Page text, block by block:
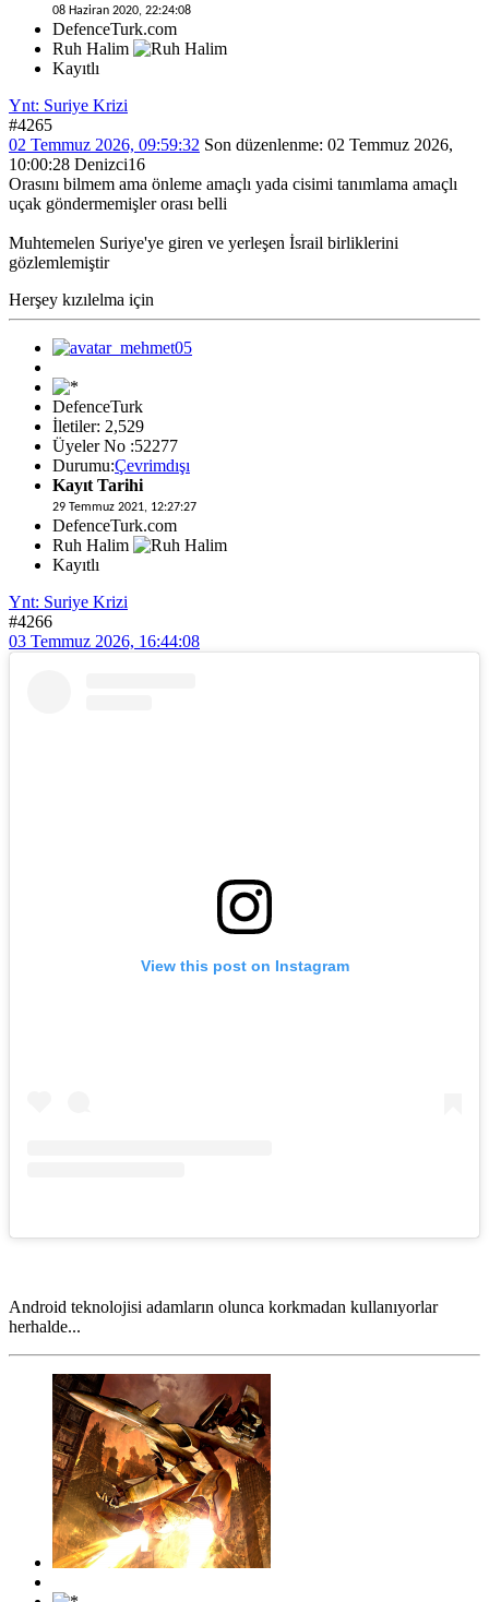
08 Haziran 2020, 22:24:08
DefenceTurk.com
Ruh Halim
Kayıtlı
Ynt: Suriye Krizi
#4265
02 Temmuz 2026, 09:59:32 Son düzenlenme: 02 Temmuz 2026,
10:00:28 Denizci16
Orasını bilmem ama önleme amaçlı yada cisimi tanımlama amaçlı
uçak göndermemişler orası belli
Muhtemelen Suriye'ye giren ve yerleşen İsrail birliklerini
gözlemlemiştir
Herşey kızılelma için
DefenceTurk
İletiler: 2,529
Üyeler No :52277
Durumu:Çevrimdışı
Kayıt Tarihi
29 Temmuz 2021, 12:27:27
DefenceTurk.com
Ruh Halim
Kayıtlı
Ynt: Suriye Krizi
#4266
03 Temmuz 2026, 16:44:08
View this post on Instagram
Android teknolojisi adamların olunca korkmadan kullanıyorlar
herhalde...